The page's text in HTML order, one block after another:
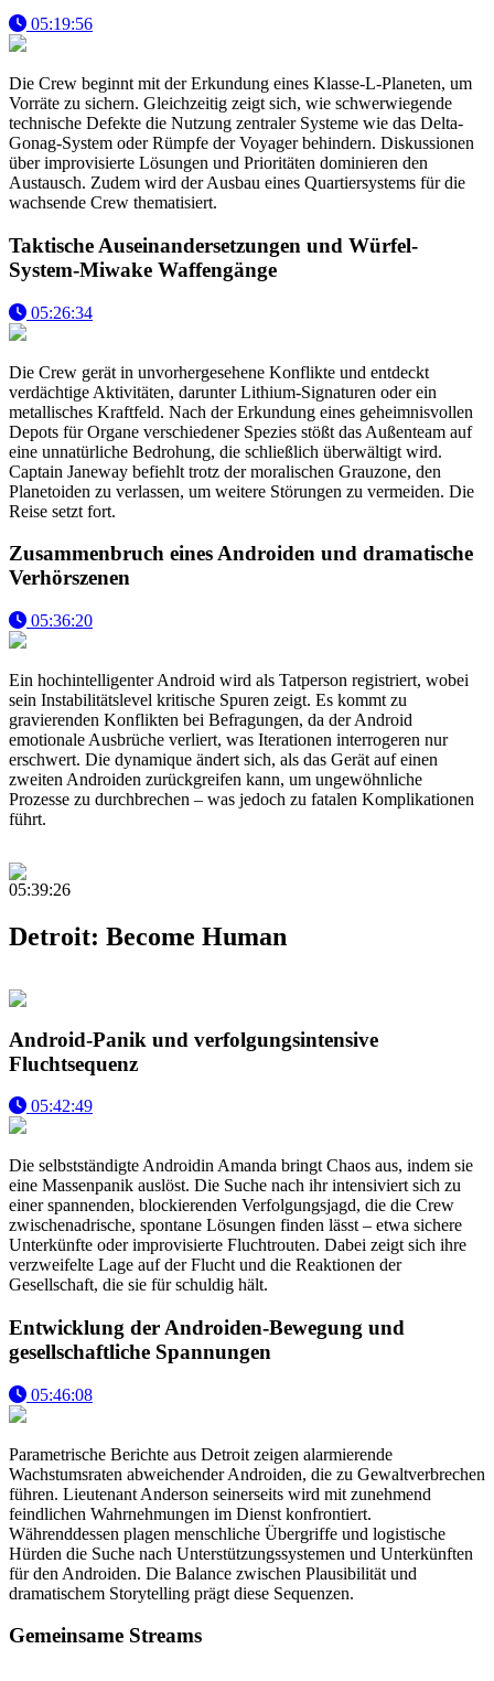
05:19:56
Die Crew beginnt mit der Erkundung eines Klasse-L-Planeten, um
Vorräte zu sichern. Gleichzeitig zeigt sich, wie schwerwiegende
technische Defekte die Nutzung zentraler Systeme wie das Delta-
Gonag-System oder Rümpfe der Voyager behindern. Diskussionen
über improvisierte Lösungen und Prioritäten dominieren den
Austausch. Zudem wird der Ausbau eines Quartiersystems für die
wachsende Crew thematisiert.
Taktische Auseinandersetzungen und Würfel-
System-Miwake Waffengänge
05:26:34
Die Crew gerät in unvorhergesehene Konflikte und entdeckt
verdächtige Aktivitäten, darunter Lithium-Signaturen oder ein
metallisches Kraftfeld. Nach der Erkundung eines geheimnisvollen
Depots für Organe verschiedener Spezies stößt das Außenteam auf
eine unnatürliche Bedrohung, die schließlich überwältigt wird.
Captain Janeway befiehlt trotz der moralischen Grauzone, den
Planetoiden zu verlassen, um weitere Störungen zu vermeiden. Die
Reise setzt fort.
Zusammenbruch eines Androiden und dramatische
Verhörszenen
05:36:20
Ein hochintelligenter Android wird als Tatperson registriert, wobei
sein Instabilitätslevel kritische Spuren zeigt. Es kommt zu
gravierenden Konflikten bei Befragungen, da der Android
emotionale Ausbrüche verliert, was Iterationen interrogeren nur
erschwert. Die dynamique ändert sich, als das Gerät auf einen
zweiten Androiden zurückgreifen kann, um ungewöhnliche
Prozesse zu durchbrechen – was jedoch zu fatalen Komplikationen
führt.
05:39:26
Detroit: Become Human
Android-Panik und verfolgungsintensive
Fluchtsequenz
05:42:49
Die selbstständigte Androidin Amanda bringt Chaos aus, indem sie
eine Massenpanik auslöst. Die Suche nach ihr intensiviert sich zu
einer spannenden, blockierenden Verfolgungsjagd, die die Crew
zwischenadrische, spontane Lösungen finden lässt – etwa sichere
Unterkünfte oder improvisierte Fluchtrouten. Dabei zeigt sich ihre
verzweifelte Lage auf der Flucht und die Reaktionen der
Gesellschaft, die sie für schuldig hält.
Entwicklung der Androiden-Bewegung und
gesellschaftliche Spannungen
05:46:08
Parametrische Berichte aus Detroit zeigen alarmierende
Wachstumsraten abweichender Androiden, die zu Gewaltverbrechen
führen. Lieutenant Anderson seinerseits wird mit zunehmend
feindlichen Wahrnehmungen im Dienst konfrontiert.
Währenddessen plagen menschliche Übergriffe und logistische
Hürden die Suche nach Unterstützungssystemen und Unterkünften
für den Androiden. Die Balance zwischen Plausibilität und
dramatischem Storytelling prägt diese Sequenzen.
Gemeinsame Streams